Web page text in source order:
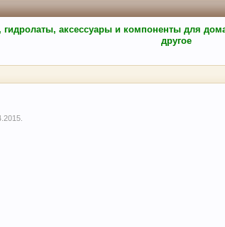
аксессуары и компоненты для
другое